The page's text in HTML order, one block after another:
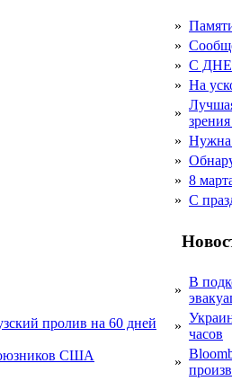
пролив на 60 дней
США
»
»
» С
» На
»
» Нужна
»
» 8
» С
»
В
»
часов
»